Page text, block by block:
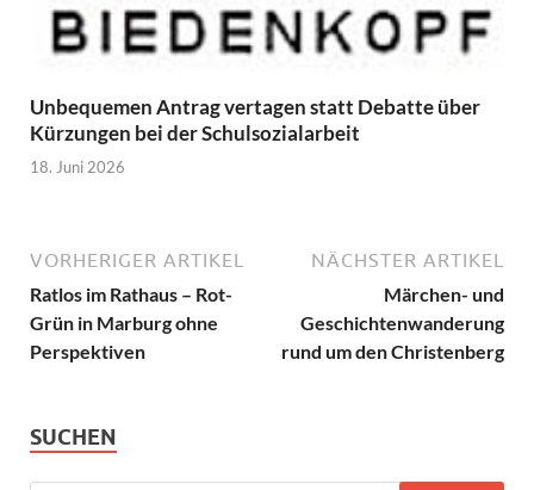
Unbequemen Antrag vertagen statt Debatte über
Kürzungen bei der Schulsozialarbeit
18. Juni 2026
VORHERIGER ARTIKEL
Ratlos im Rathaus – Rot-
Grün in Marburg ohne
Perspektiven
NÄCHSTER ARTIKEL
Märchen- und
Geschichtenwanderung
rund um den Christenberg
SUCHEN